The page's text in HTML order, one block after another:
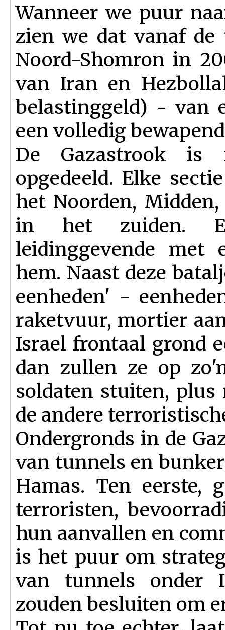
Wanneer we puur
zien we dat vanaf
Noord-Shomron in
van Iran en
belastinggeld) - van
een volledig
De Gazastrook is
opgedeeld. Elke
het Noorden,
in het zuiden.
leidinggevende met
hem. Naast deze
eenheden' -
raketvuur, mortier
Israel frontaal grond
dan zullen ze op
soldaten stuiten, plus
de andere
Ondergronds in de
van tunnels en
Hamas. Ten
terroristen,
hun aanvallen en
is het puur om
van tunnels onder
zouden besluiten om